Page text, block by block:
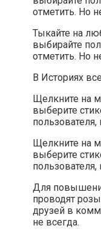
отметить. Но
Тыкайте на
выбирайте
отметить. Но
В Историях
Щелкните на
выберите
пользователя,
Щелкните на
выберите
пользователя,
Для
проводят
друзей в
не всегда.